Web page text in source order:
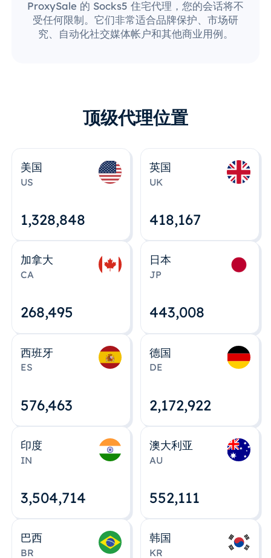
ProxySale 的 Socks5 住宅代理，您的会话将不
受任何限制。它们非常适合品牌保护、市场研
究、自动化社交媒体帐户和其他商业用例。
顶级代理位置
美国
US
1,328,848
英国
UK
418,167
加拿大
CA
268,495
日本
JP
443,008
西班牙
ES
576,463
德国
DE
2,172,922
印度
IN
3,504,715
澳大利亚
AU
552,112
巴西
BR
韩国
KR